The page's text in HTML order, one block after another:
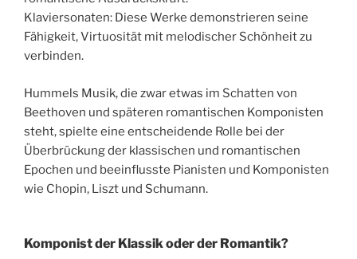
Klaviersonaten: Diese Werke demonstrieren seine
Fähigkeit, Virtuosität mit melodischer Schönheit zu
verbinden.
Hummels Musik, die zwar etwas im Schatten von
Beethoven und späteren romantischen Komponisten
steht, spielte eine entscheidende Rolle bei der
Überbrückung der klassischen und romantischen
Epochen und beeinflusste Pianisten und Komponisten
wie Chopin, Liszt und Schumann.
Komponist der Klassik oder der Romantik?